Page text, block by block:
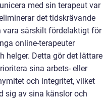
med sin terapeut var
det tidskrävande
vara särskilt fördelaktigt för
online-terapeuter
helger. Detta gör det lättare
sina arbets- eller
och integritet, vilket
sig av sina känslor och